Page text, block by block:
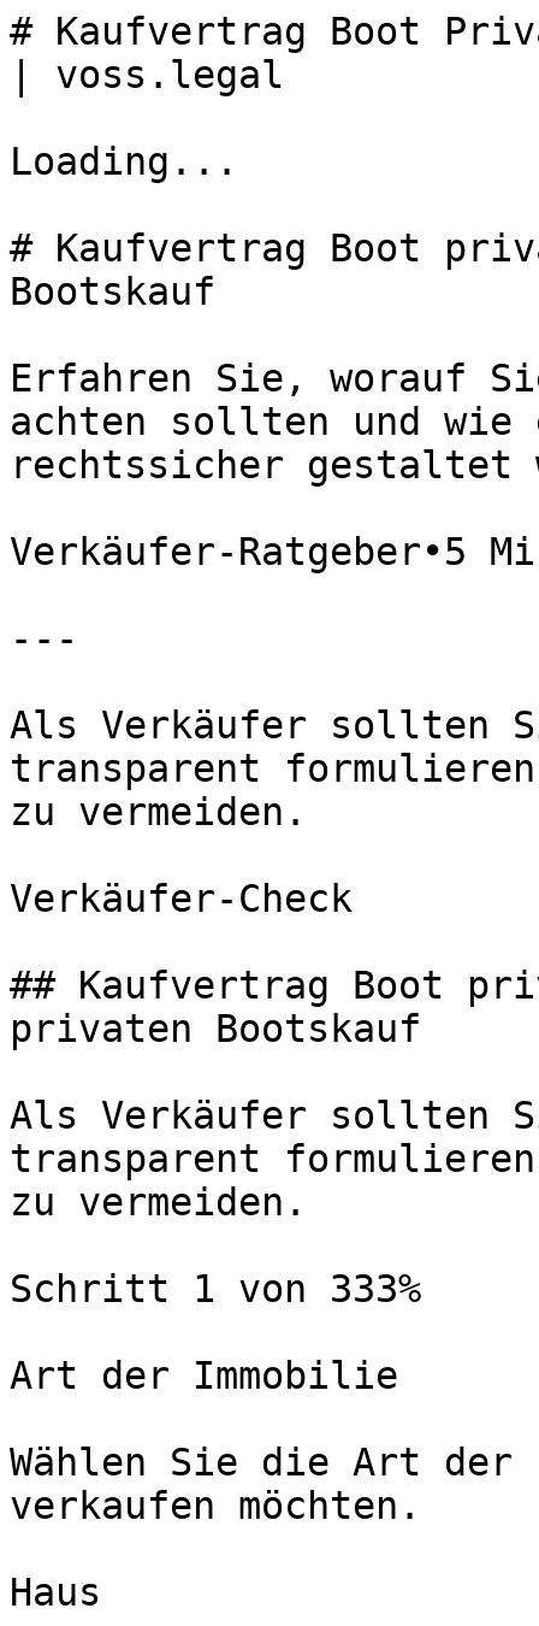
# Kaufvertrag Boot
| voss.legal
Loading...
# Kaufvertrag Boot
Bootskauf
Erfahren Sie, worauf
achten sollten und wie
rechtssicher gestaltet
Verkäufer-Ratgeber•5
---
Als Verkäufer sollten
transparent
zu vermeiden.
Verkäufer-Check
## Kaufvertrag Boot
privaten Bootskauf
Als Verkäufer sollten
transparent
zu vermeiden.
Schritt 1 von 333%
Art der Immobilie
Wählen Sie die Art
verkaufen möchten.
Haus